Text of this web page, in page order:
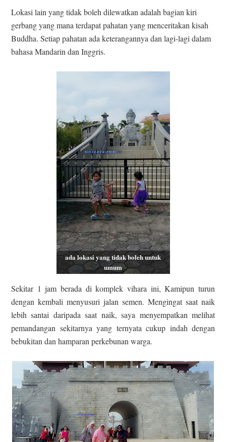
Lokasi lain yang tidak boleh dilewatkan adalah bagian kiri
gerbang yang mana terdapat pahatan yang menceritakan kisah
Buddha. Setiap pahatan ada keterangannya dan lagi-lagi dalam
bahasa Mandarin dan Inggris.
ada lokasi yang tidak boleh untuk
umum
Sekitar 1 jam berada di komplek vihara ini, Kamipun turun
dengan kembali menyusuri jalan semen. Mengingat saat naik
lebih santai daripada saat naik, saya menyempatkan melihat
pemandangan sekitarnya yang ternyata cukup indah dengan
bebukitan dan hamparan perkebunan warga.